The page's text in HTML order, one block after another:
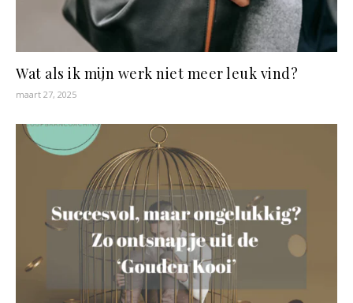
Wat als ik mijn werk niet meer leuk vind?
maart 27, 2025